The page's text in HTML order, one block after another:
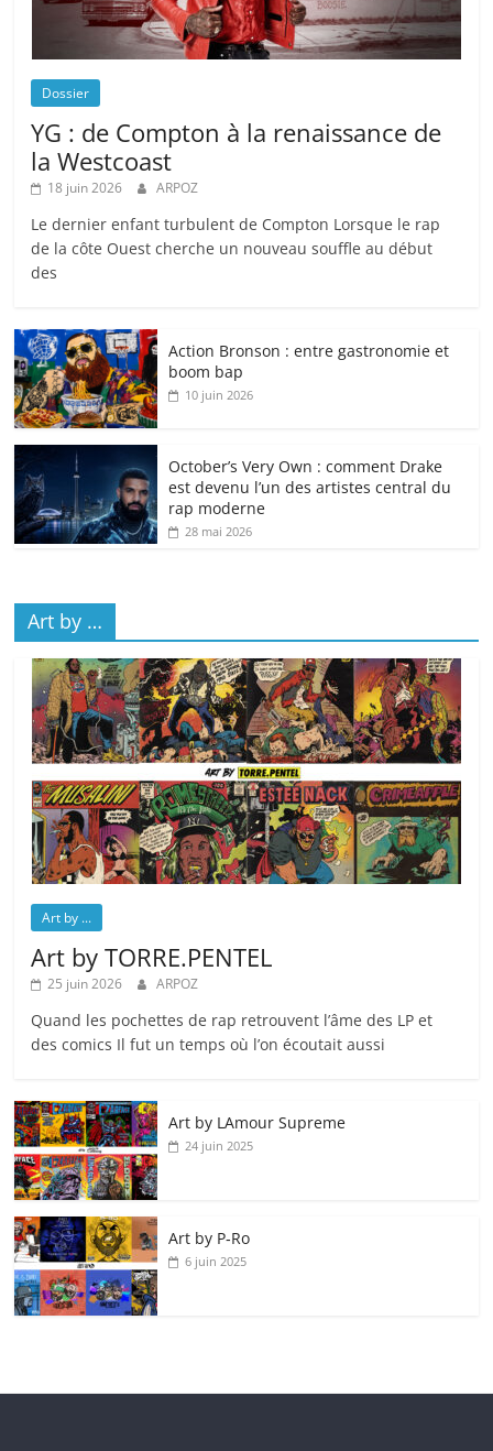
Dossier
YG : de Compton à la renaissance de
la Westcoast
18 juin 2026 ARPOZ
Le dernier enfant turbulent de Compton Lorsque le rap
de la côte Ouest cherche un nouveau souffle au début
des
Action Bronson : entre gastronomie et
boom bap
10 juin 2026
October’s Very Own : comment Drake
est devenu l’un des artistes central du
rap moderne
28 mai 2026
Art by …
Art by ...
Art by TORRE.PENTEL
25 juin 2026 ARPOZ
Quand les pochettes de rap retrouvent l’âme des LP et
des comics Il fut un temps où l’on écoutait aussi
Art by LAmour Supreme
24 juin 2025
Art by P‑Ro
6 juin 2025